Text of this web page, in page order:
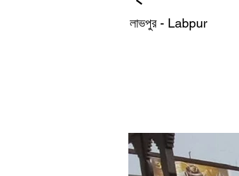
লাভপুর - Labpur